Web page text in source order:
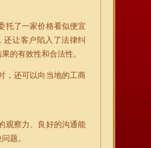
托了一家价格看似便宜
让客户陷入了法律纠
的有效性和合法性。
，还可以向当地的工商
观察力、良好的沟通能
题。